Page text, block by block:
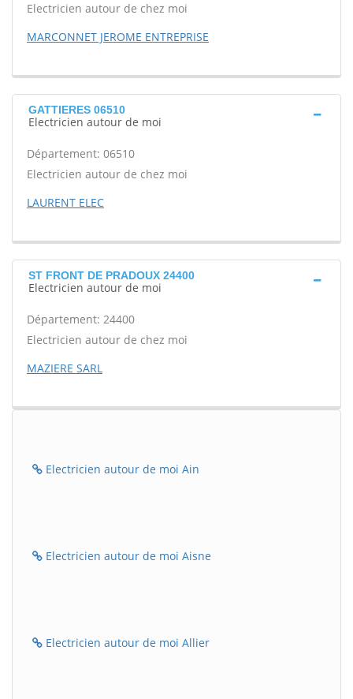
Electricien autour de chez moi
MARCONNET JEROME ENTREPRISE
GATTIERES 06510
Electricien autour de moi
Département: 06510
Electricien autour de chez moi
LAURENT ELEC
ST FRONT DE PRADOUX 24400
Electricien autour de moi
Département: 24400
Electricien autour de chez moi
MAZIERE SARL
Electricien autour de moi Ain
Electricien autour de moi Aisne
Electricien autour de moi Allier